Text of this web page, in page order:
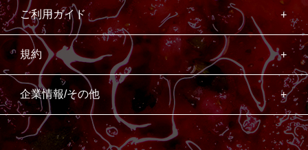
ご利用ガイド
規約
企業情報/その他